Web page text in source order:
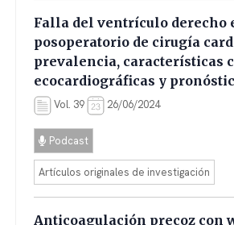
Falla del ventrículo derecho
posoperatorio de cirugía
prevalencia, características
ecocardiográficas y
Vol. 39 26/06/2024
Podcast
Artículos originales de investigación
Anticoagulación precoz con